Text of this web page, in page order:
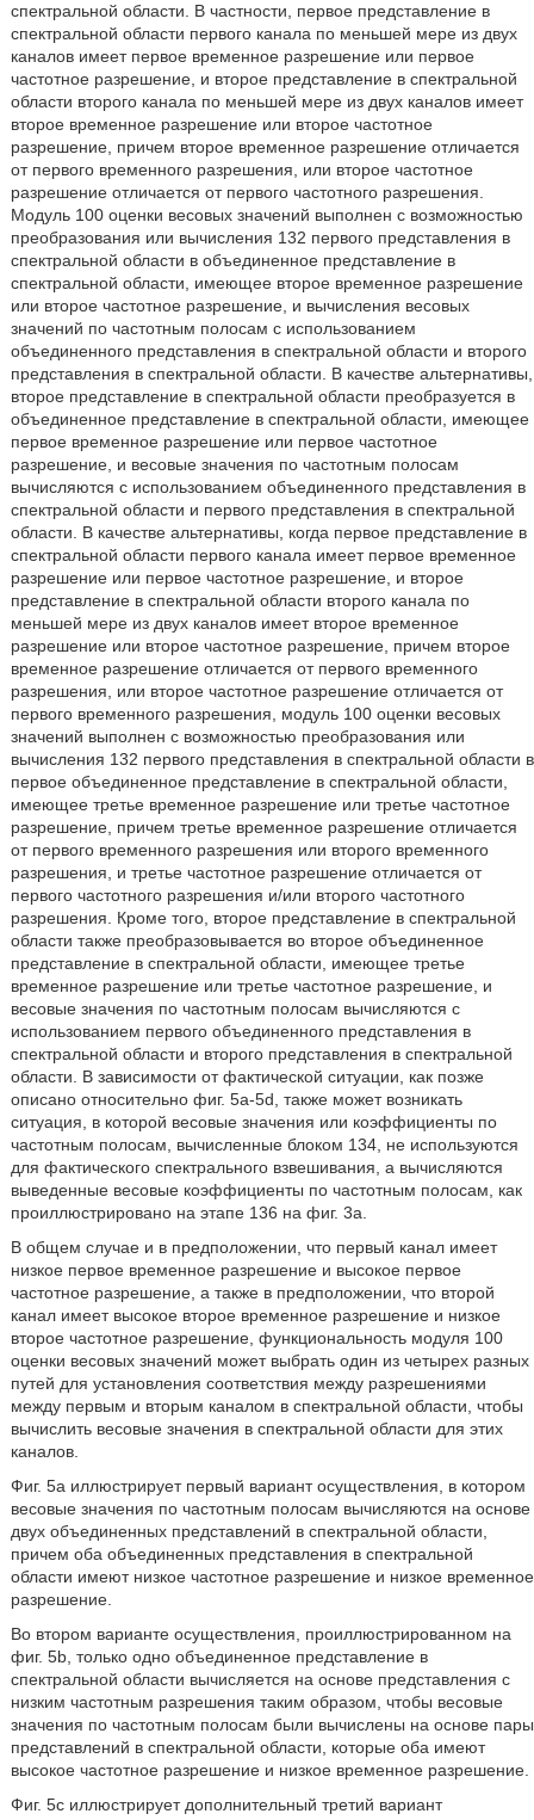
спектральной области. В частности, первое представление в
спектральной области первого канала по меньшей мере из двух
каналов имеет первое временное разрешение или первое
частотное разрешение, и второе представление в спектральной
области второго канала по меньшей мере из двух каналов имеет
второе временное разрешение или второе частотное
разрешение, причем второе временное разрешение отличается
от первого временного разрешения, или второе частотное
разрешение отличается от первого частотного разрешения.
Модуль 100 оценки весовых значений выполнен с возможностью
преобразования или вычисления 132 первого представления в
спектральной области в объединенное представление в
спектральной области, имеющее второе временное разрешение
или второе частотное разрешение, и вычисления весовых
значений по частотным полосам с использованием
объединенного представления в спектральной области и второго
представления в спектральной области. В качестве альтернативы,
второе представление в спектральной области преобразуется в
объединенное представление в спектральной области, имеющее
первое временное разрешение или первое частотное
разрешение, и весовые значения по частотным полосам
вычисляются с использованием объединенного представления в
спектральной области и первого представления в спектральной
области. В качестве альтернативы, когда первое представление в
спектральной области первого канала имеет первое временное
разрешение или первое частотное разрешение, и второе
представление в спектральной области второго канала по
меньшей мере из двух каналов имеет второе временное
разрешение или второе частотное разрешение, причем второе
временное разрешение отличается от первого временного
разрешения, или второе частотное разрешение отличается от
первого временного разрешения, модуль 100 оценки весовых
значений выполнен с возможностью преобразования или
вычисления 132 первого представления в спектральной области в
первое объединенное представление в спектральной области,
имеющее третье временное разрешение или третье частотное
разрешение, причем третье временное разрешение отличается
от первого временного разрешения или второго временного
разрешения, и третье частотное разрешение отличается от
первого частотного разрешения и/или второго частотного
разрешения. Кроме того, второе представление в спектральной
области также преобразовывается во второе объединенное
представление в спектральной области, имеющее третье
временное разрешение или третье частотное разрешение, и
весовые значения по частотным полосам вычисляются с
использованием первого объединенного представления в
спектральной области и второго представления в спектральной
области. В зависимости от фактической ситуации, как позже
описано относительно фиг. 5a-5d, также может возникать
ситуация, в которой весовые значения или коэффициенты по
частотным полосам, вычисленные блоком 134, не используются
для фактического спектрального взвешивания, а вычисляются
выведенные весовые коэффициенты по частотным полосам, как
проиллюстрировано на этапе 136 на фиг. 3a.
В общем случае и в предположении, что первый канал имеет
низкое первое временное разрешение и высокое первое
частотное разрешение, а также в предположении, что второй
канал имеет высокое второе временное разрешение и низкое
второе частотное разрешение, функциональность модуля 100
оценки весовых значений может выбрать один из четырех разных
путей для установления соответствия между разрешениями
между первым и вторым каналом в спектральной области, чтобы
вычислить весовые значения в спектральной области для этих
каналов.
Фиг. 5a иллюстрирует первый вариант осуществления, в котором
весовые значения по частотным полосам вычисляются на основе
двух объединенных представлений в спектральной области,
причем оба объединенных представления в спектральной
области имеют низкое частотное разрешение и низкое временное
разрешение.
Во втором варианте осуществления, проиллюстрированном на
фиг. 5b, только одно объединенное представление в
спектральной области вычисляется на основе представления с
низким частотным разрешения таким образом, чтобы весовые
значения по частотным полосам были вычислены на основе пары
представлений в спектральной области, которые оба имеют
высокое частотное разрешение и низкое временное разрешение.
Фиг. 5c иллюстрирует дополнительный третий вариант